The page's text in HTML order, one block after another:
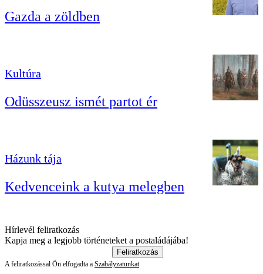
Gazda a zöldben
Kultúra
Odüsszeusz ismét partot ér
Házunk tája
Kedvenceink a kutya melegben
Hírlevél feliratkozás
Kapja meg a legjobb történeteket a postaládájába!
Feliratkozás
A feliratkozással Ön elfogadta a Szabályzatunkat